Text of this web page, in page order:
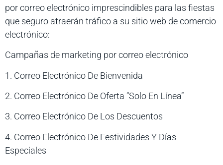
por correo electrónico imprescindibles para las fiestas
que seguro atraerán tráfico a su sitio web de comercio
electrónico:
Campañas de marketing por correo electrónico
1. Correo Electrónico De Bienvenida
2. Correo Electrónico De Oferta “Solo En Línea”
3. Correo Electrónico De Los Descuentos
4. Correo Electrónico De Festividades Y Días
Especiales